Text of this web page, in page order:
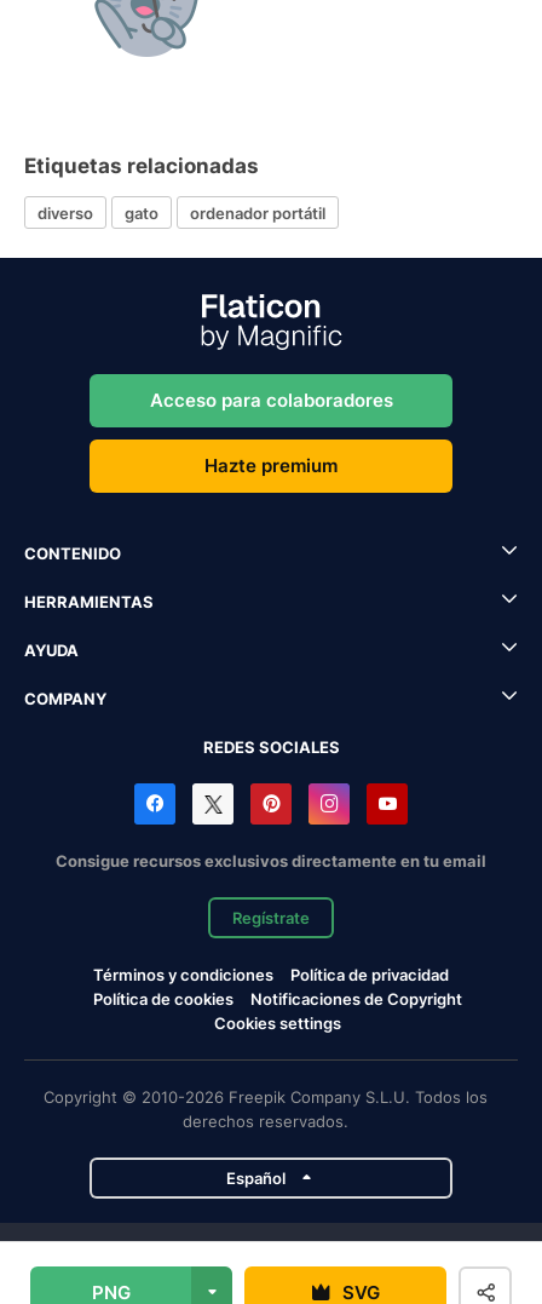
PNG SVG
Etiquetas relacionadas
diverso gato ordenador portátil
Acceso para colaboradores
Hazte premium
CONTENIDO
HERRAMIENTAS
AYUDA
COMPANY
REDES SOCIALES
Consigue recursos exclusivos directamente en tu email
Regístrate
Términos y condiciones
Política de privacidad
Política de cookies
Notificaciones de Copyright
Cookies settings
Copyright © 2010-2026 Freepik Company S.L.U. Todos los
derechos reservados.
Español